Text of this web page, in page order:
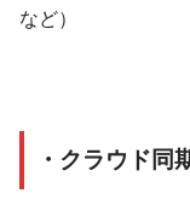
など）
・クラウド同